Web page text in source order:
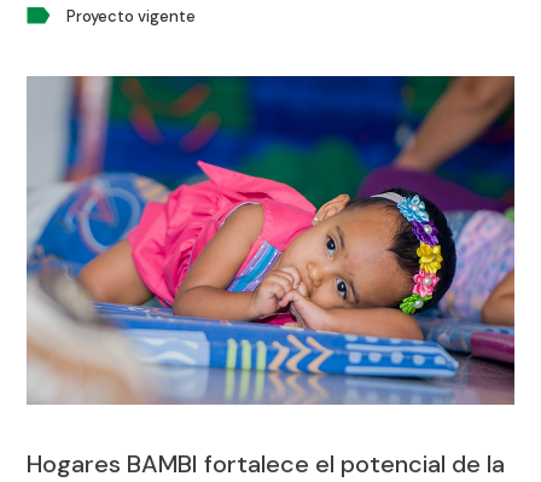
Proyecto vigente
Hogares BAMBI fortalece el potencial de la